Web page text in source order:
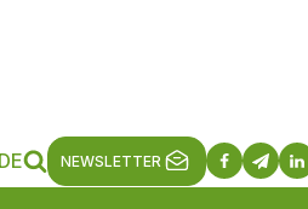
NEWSLETTER